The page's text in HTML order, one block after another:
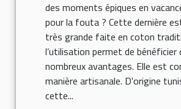
des moments épiques en
pour la fouta ? Cette dernière
très grande faite en coton
l’utilisation permet de bénéficier
nombreux avantages. Elle est
manière artisanale. D'origine
cette...